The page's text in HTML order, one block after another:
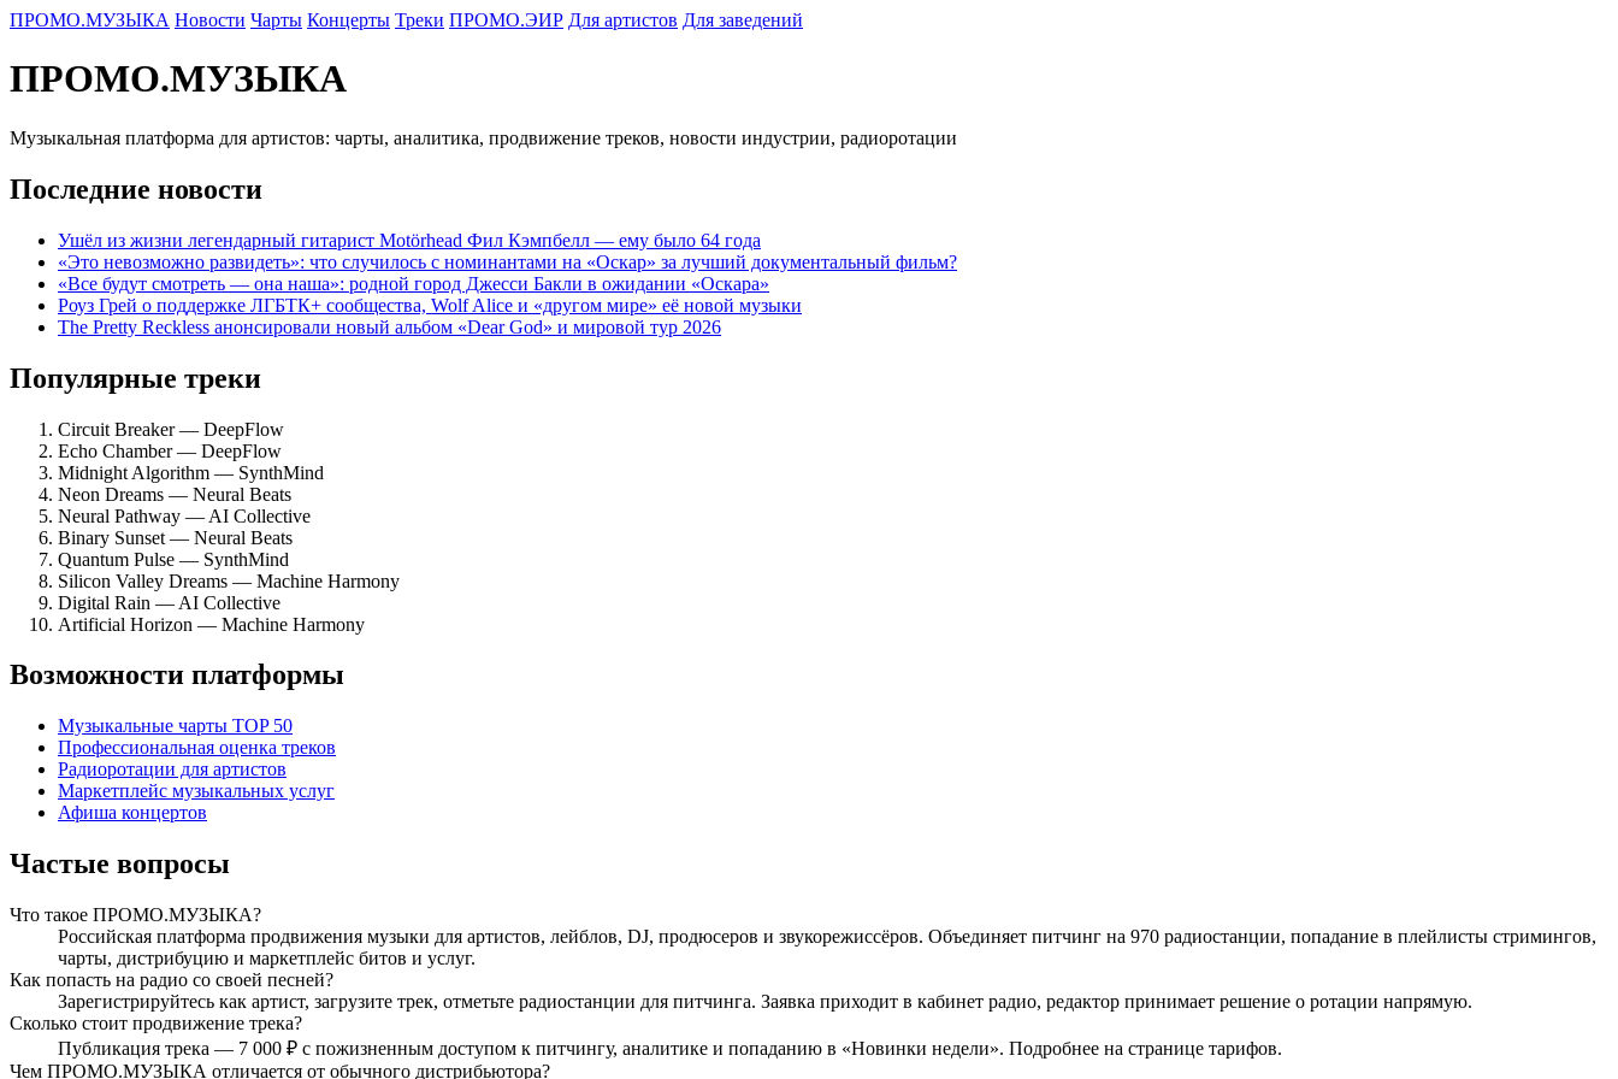
ПРОМО.МУЗЫКА Новости Чарты Концерты Треки ПРОМО.ЭИР Для артистов Для заведений
ПРОМО.МУЗЫКА
Музыкальная платформа для артистов: чарты, аналитика, продвижение треков, новости индустрии, радиоротации
Последние новости
Ушёл из жизни легендарный гитарист Motörhead Фил Кэмпбелл — ему было 64 года
«Это невозможно развидеть»: что случилось с номинантами на «Оскар» за лучший документальный фильм?
«Все будут смотреть — она наша»: родной город Джесси Бакли в ожидании «Оскара»
Роуз Грей о поддержке ЛГБТК+ сообщества, Wolf Alice и «другом мире» её новой музыки
The Pretty Reckless анонсировали новый альбом «Dear God» и мировой тур 2026
Популярные треки
Circuit Breaker — DeepFlow
Echo Chamber — DeepFlow
Midnight Algorithm — SynthMind
Neon Dreams — Neural Beats
Neural Pathway — AI Collective
Binary Sunset — Neural Beats
Quantum Pulse — SynthMind
Silicon Valley Dreams — Machine Harmony
Digital Rain — AI Collective
Artificial Horizon — Machine Harmony
Возможности платформы
Музыкальные чарты TOP 50
Профессиональная оценка треков
Радиоротации для артистов
Маркетплейс музыкальных услуг
Афиша концертов
Частые вопросы
Что такое ПРОМО.МУЗЫКА?
Российская платформа продвижения музыки для артистов, лейблов, DJ, продюсеров и звукорежиссёров. Объединяет питчинг на 970 радиостанции, попадание в плейлисты стримингов,
чарты, дистрибуцию и маркетплейс битов и услуг.
Как попасть на радио со своей песней?
Зарегистрируйтесь как артист, загрузите трек, отметьте радиостанции для питчинга. Заявка приходит в кабинет радио, редактор принимает решение о ротации напрямую.
Сколько стоит продвижение трека?
Публикация трека — 7 000 ₽ с пожизненным доступом к питчингу, аналитике и попаданию в «Новинки недели». Подробнее на странице тарифов.
Чем ПРОМО.МУЗЫКА отличается от обычного дистрибьютора?